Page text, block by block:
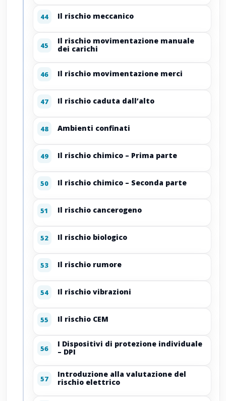
44 Il rischio meccanico
45
Il rischio movimentazione manuale
dei carichi
46 Il rischio movimentazione merci
47 Il rischio caduta dall’alto
48 Ambienti confinati
49 Il rischio chimico – Prima parte
50 Il rischio chimico – Seconda parte
51 Il rischio cancerogeno
52 Il rischio biologico
53 Il rischio rumore
54 Il rischio vibrazioni
55 Il rischio CEM
56
I Dispositivi di protezione individuale
– DPI
57
Introduzione alla valutazione del
rischio elettrico